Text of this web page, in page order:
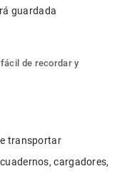
guardada
de recordar y
transportar
cargadores,